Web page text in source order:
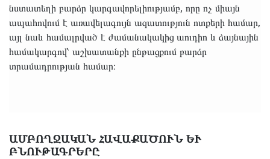
նստատեղի բարձր կարգավորելիությամբ, որը ոչ միայն
ապահովում է առավելագույն ազատություն ոտքերի համար,
այլ նաև համալրված է ժամանակակից աուդիո և ձայնային
համակարգով՝ աշխատանքի ընթացքում բարձր
տրամադրության համար։
ԱՄԲՈՂՋԱԿԱՆ ՀԱՎԱՔԱԾՈՒՆ ԵՒ
ԲՆՈՒԹԱԳՐԵՐԸ